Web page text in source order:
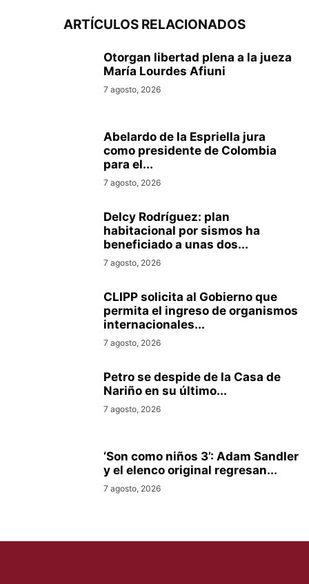
ARTÍCULOS RELACIONADOS
Otorgan libertad plena a la jueza
María Lourdes Afiuni
7 agosto, 2026
Abelardo de la Espriella jura
como presidente de Colombia
para el...
7 agosto, 2026
Delcy Rodríguez: plan
habitacional por sismos ha
beneficiado a unas dos...
7 agosto, 2026
CLIPP solicita al Gobierno que
permita el ingreso de organismos
internacionales...
7 agosto, 2026
Petro se despide de la Casa de
Nariño en su último...
7 agosto, 2026
‘Son como niños 3’: Adam Sandler
y el elenco original regresan...
7 agosto, 2026